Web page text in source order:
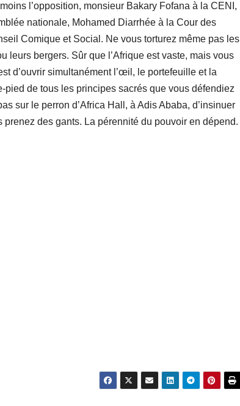
l’opposition, monsieur Bakary Fofana à la CENI,
nationale, Mohamed Diarrhée à la Cour des
Comique et Social. Ne vous torturez même pas les
leurs bergers. Sûr que l’Afrique est vaste, mais vous
d’ouvrir simultanément l’œil, le portefeuille et la
pied de tous les principes sacrés que vous défendiez
sur le perron d’Africa Hall, à Adis Ababa, d’insinuer
des gants. La pérennité du pouvoir en dépend.